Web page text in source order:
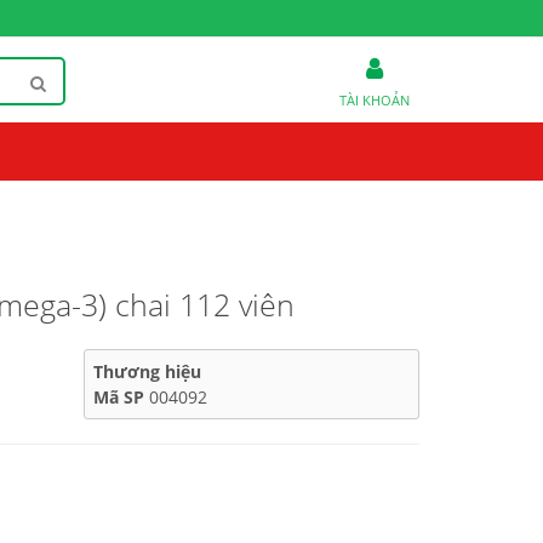
TÀI KHOẢN
3) chai 112 viên
Thương hiệu
Mã SP 004092